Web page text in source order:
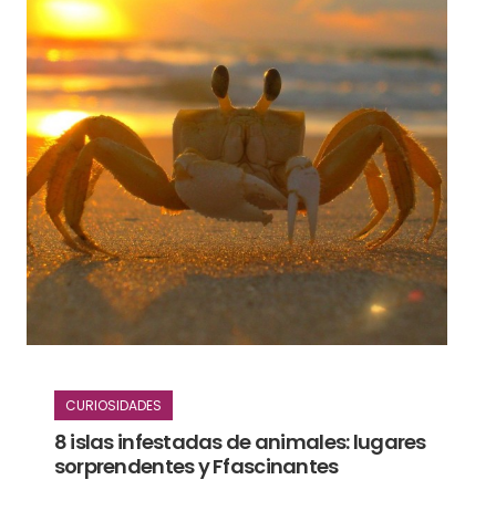
CURIOSIDADES
8 islas infestadas de animales: lugares
sorprendentes y Ffascinantes